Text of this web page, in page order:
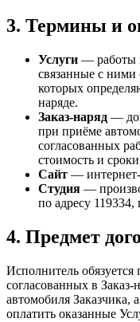
3. Термины и
Услуги — работы
связанные с ними
которых
наряде.
Заказ-наряд —
при приёме
согласованных
стоимость и
Сайт —
Студия —
по адресу
4. Предмет
Исполнитель обязуется
согласованных в Заказ-
автомобиля Заказчика,
оплатить оказанные